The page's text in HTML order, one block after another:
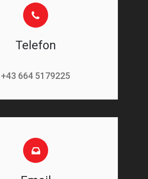
Telefon
+43 664 5179225